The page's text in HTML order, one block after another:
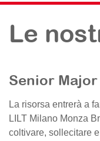
Le
Senior
La risorsa entrerà a
LILT Milano Monza
coltivare, sollecitare